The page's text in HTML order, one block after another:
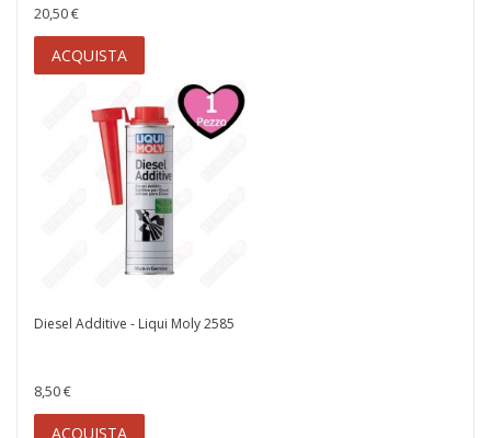
20,50 €
ACQUISTA
Diesel Additive - Liqui Moly 2585
8,50 €
ACQUISTA